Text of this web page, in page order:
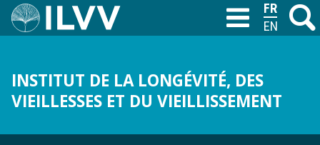
Aller
au
M
INSTITUT DE LA LONGÉVITÉ, DES
VIEILLESSES ET DU VIEILLISSEMENT
T
FRANÇAIS
ENGLISH